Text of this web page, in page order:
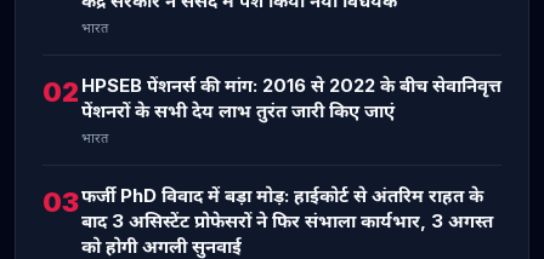
भारत
02 HPSEB पेंशनर्स की मांग: 2016 से 2022 के बीच सेवानिवृत्त
पेंशनरों के सभी देय लाभ तुरंत जारी किए जाएं
भारत
03फर्जी PhD विवाद में बड़ा मोड़: हाईकोर्ट से अंतरिम राहत के
बाद 3 असिस्टेंट प्रोफेसरों ने फिर संभाला कार्यभार, 3 अगस्त
को होगी अगली सुनवाई